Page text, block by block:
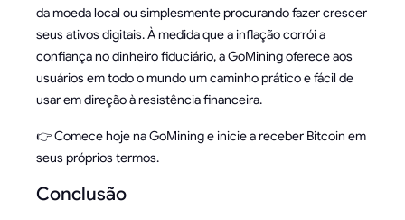
da moeda local ou simplesmente procurando fazer crescer
seus ativos digitais. À medida que a inflação corrói a
confiança no dinheiro fiduciário, a GoMining oferece aos
usuários em todo o mundo um caminho prático e fácil de
usar em direção à resistência financeira.
👉 Comece hoje na GoMining e inicie a receber Bitcoin em
seus próprios termos.
Conclusão